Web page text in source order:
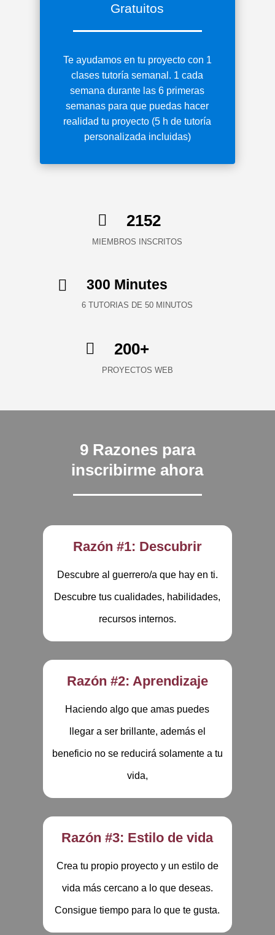
Gratuitos
Te ayudamos en tu proyecto con 1
clases tutoría semanal. 1 cada
semana durante las 6 primeras
semanas para que puedas hacer
realidad tu proyecto (5 h de tutoría
personalizada incluidas)
 2152
MIEMBROS INSCRITOS
 300 Minutes
6 TUTORIAS DE 50 MINUTOS
 200+
PROYECTOS WEB
9 Razones para
inscribirme ahora
Razón #1: Descubrir
Descubre al guerrero/a que hay en ti.
Descubre tus cualidades, habilidades,
recursos internos.
Razón #2: Aprendizaje
Haciendo algo que amas puedes
llegar a ser brillante, además el
beneficio no se reducirá solamente a tu
vida,
Razón #3: Estilo de vida
Crea tu propio proyecto y un estilo de
vida más cercano a lo que deseas.
Consigue tiempo para lo que te gusta.